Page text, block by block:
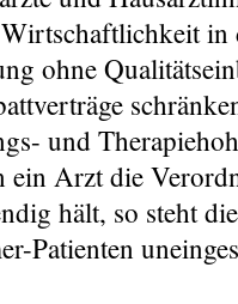
in
ohne
und
ein Arzt die
hält, so steht
Patienten